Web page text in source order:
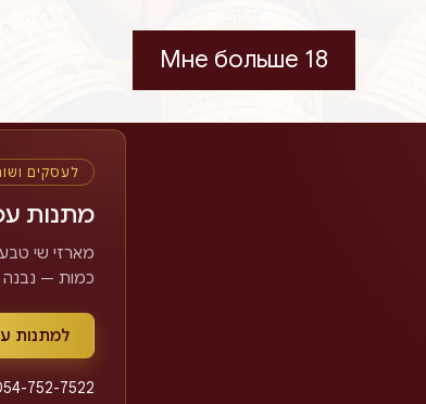
לעסקים
מתנות
מארזי שי
כמות —
למתנות
752-7522
Мне больше 18